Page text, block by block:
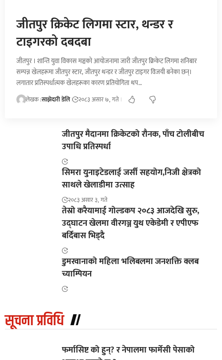
जीतपुर क्रिकेट लिगमा स्टार, थन्डर र
टाइगरको दबदबा
जीतपुर । शान्ति युवा विकास मञ्चको आयोजनामा जारी जीतपुर क्रिकेट लिगमा शनिबार
सम्पन्न खेलहरूमा जीतपुर स्टार, जीतपुर थन्डर र जीतपुर टाइगर विजयी बनेका छन्।
लगातार प्रतिस्पर्धात्मक खेलहरूका कारण प्रतियोगिता थप…
लेखक :साझेदारी डेलि २०८३ असार ७, गते
जीतपुर मैदानमा क्रिकेटको रौनक, पाँच टोलीबीच
उपाधि प्रतिस्पर्धा
सिमरा युनाइटेडलाई जर्सी सहयोग,निजी क्षेत्रको
साथले खेलाडीमा उत्साह
२०८३ असार ३, गते
तेस्रो करैयामाई गोल्डकप २०८३ आजदेखि सुरु,
उद्घाटन खेलमा वीरगञ्ज युथ एकेडेमी र एपीएफ
बर्दिबास भिड्दै
डुमरवानाको महिला भलिबलमा जनशक्ति क्लब
च्याम्पियन
सूचना प्रविधि
फर्मासिष्ट को हुन्? र नेपालमा फार्मेसी पेसाको